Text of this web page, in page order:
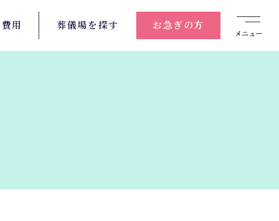
メニュー
費用 葬儀場を探す お急ぎの方